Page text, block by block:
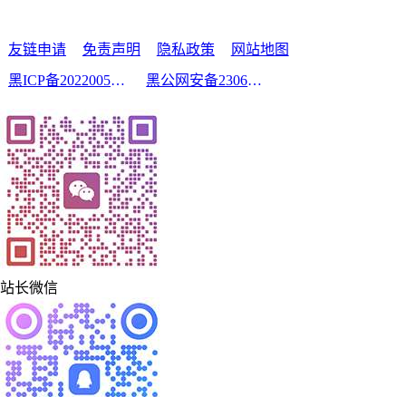
友链申请 免责声明 隐私政策
网站地图
黑ICP备2022005210号-2
黑公网安备23060302000213号
站长微信